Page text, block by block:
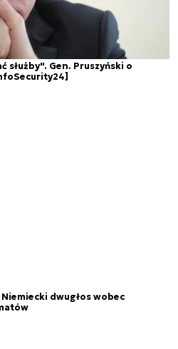
służby". Gen. Pruszyński o
dwugłos wobec